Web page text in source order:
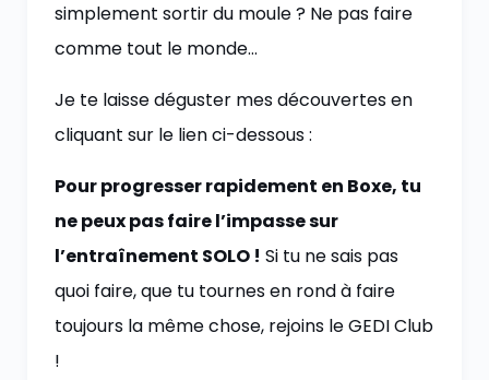
simplement sortir du moule ? Ne pas faire
comme tout le monde…
Je te laisse déguster mes découvertes en
cliquant sur le lien ci-dessous :
Pour progresser rapidement en Boxe, tu
ne peux pas faire l’impasse sur
l’entraînement SOLO ! Si tu ne sais pas
quoi faire, que tu tournes en rond à faire
toujours la même chose, rejoins le GEDI Club
!